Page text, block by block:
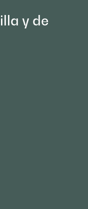
y de